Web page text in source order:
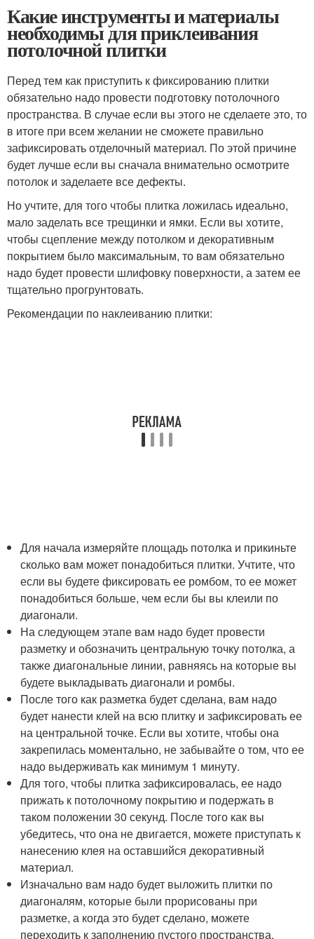
Какие инструменты и материалы
необходимы для приклеивания
потолочной плитки
Перед тем как приступить к фиксированию плитки
обязательно надо провести подготовку потолочного
пространства. В случае если вы этого не сделаете это, то
в итоге при всем желании не сможете правильно
зафиксировать отделочный материал. По этой причине
будет лучше если вы сначала внимательно осмотрите
потолок и заделаете все дефекты.
Но учтите, для того чтобы плитка ложилась идеально,
мало заделать все трещинки и ямки. Если вы хотите,
чтобы сцепление между потолком и декоративным
покрытием было максимальным, то вам обязательно
надо будет провести шлифовку поверхности, а затем ее
тщательно прогрунтовать.
Рекомендации по наклеиванию плитки:
Для начала измеряйте площадь потолка и прикиньте
сколько вам может понадобиться плитки. Учтите, что
если вы будете фиксировать ее ромбом, то ее может
понадобиться больше, чем если бы вы клеили по
диагонали.
На следующем этапе вам надо будет провести
разметку и обозначить центральную точку потолка, а
также диагональные линии, равняясь на которые вы
будете выкладывать диагонали и ромбы.
После того как разметка будет сделана, вам надо
будет нанести клей на всю плитку и зафиксировать ее
на центральной точке. Если вы хотите, чтобы она
закрепилась моментально, не забывайте о том, что ее
надо выдерживать как минимум 1 минуту.
Для того, чтобы плитка зафиксировалась, ее надо
прижать к потолочному покрытию и подержать в
таком положении 30 секунд. После того как вы
убедитесь, что она не двигается, можете приступать к
нанесению клея на оставшийся декоративный
материал.
Изначально вам надо будет выложить плитки по
диагоналям, которые были прорисованы при
разметке, а когда это будет сделано, можете
переходить к заполнению пустого пространства.